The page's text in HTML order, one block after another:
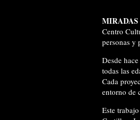
MIRADAS
Centro
personas y
Desde
todas las
Cada
entorno de
Este